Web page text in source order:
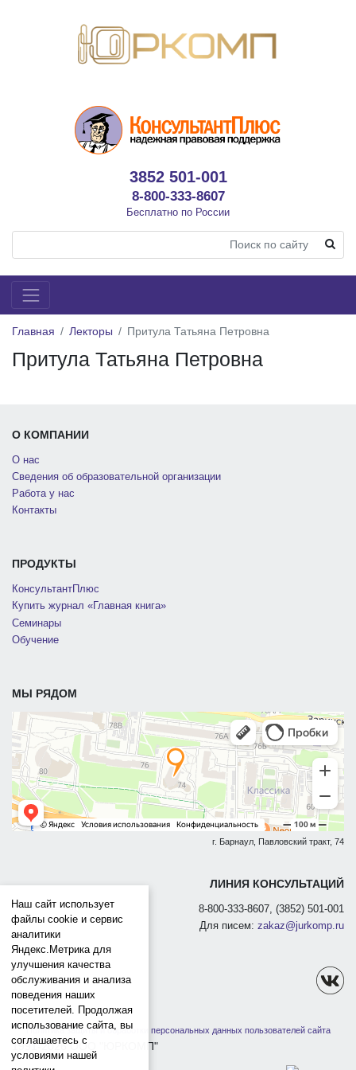
3852 501-001
8-800-333-8607
Бесплатно по России
Главная Лекторы Притула Татьяна Петровна
Притула Татьяна Петровна
О КОМПАНИИ
О нас
Сведения об образовательной организации
Работа у нас
Контакты
ПРОДУКТЫ
КонсультантПлюс
Купить журнал «Главная книга»
Семинары
Обучение
МЫ РЯДОМ
г. Барнаул, Павловский тракт, 74
ЛИНИЯ КОНСУЛЬТАЦИЙ
8-800-333-8607, (3852) 501-001
Для писем: zakaz@jurkomp.ru
Политика защиты и обработки персональных данных пользователей сайта
1991-2026 ООО "ЮРКОМП"
Наш сайт использует
файлы cookie и сервис
аналитики
Яндекс.Метрика для
улучшения качества
обслуживания и анализа
поведения наших
посетителей. Продолжая
использование сайта, вы
соглашаетесь с
условиями нашей